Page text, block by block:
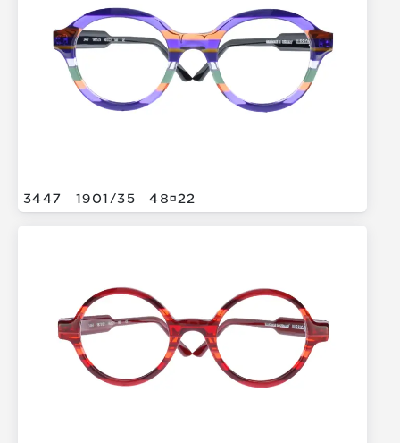
3447 1901/35 4822